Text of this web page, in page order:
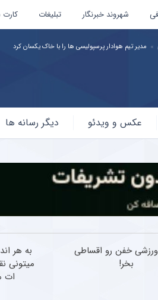
شهروند خبرنگار تبلیغات کارت
مدیر تیم هوادار پرسپولیسی ها را با خاک یکسان کرد
عکس و ویدئو دیگر رسانه ها
ورزشی خفن رو اقساطی
بخر!
به هر
میتونی
ات